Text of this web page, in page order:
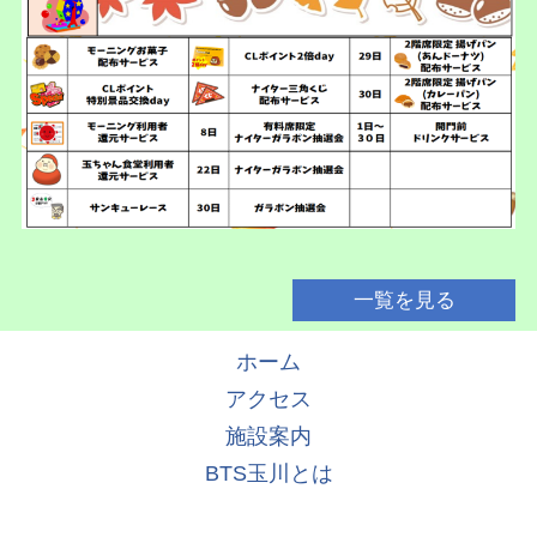
一覧を見る
ホーム
アクセス
施設案内
BTS玉川とは